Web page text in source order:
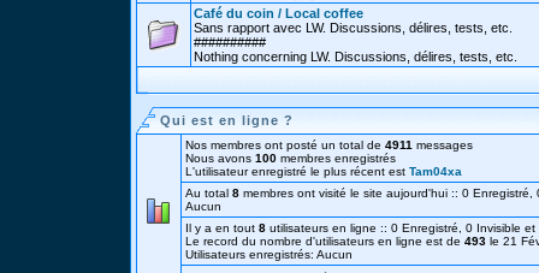
Café du coin / Local coffee
Sans rapport avec LW. Discussions, délires, tests, etc.
##########
Nothing concerning LW. Discussions, délires, tests, etc.
Qui est en ligne ?
Nos membres ont posté un total de 4911 messages
Nous avons 100 membres enregistrés
L'utilisateur enregistré le plus récent est Tam04xa
Au total 8 membres ont visité le site aujourd'hui :: 0 Enregistré,
Aucun
Il y a en tout 8 utilisateurs en ligne :: 0 Enregistré, 0 Invisible
Le record du nombre d'utilisateurs en ligne est de 493 le 21
Utilisateurs enregistrés: Aucun